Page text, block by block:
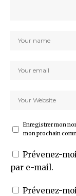
Enregistrer mon
mon prochain
Prévenez-
par e-mail.
Prévenez-